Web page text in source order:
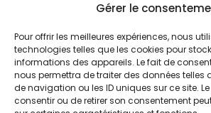
Gérer le
Pour offrir les meilleures expériences, nous
technologies telles que les cookies pour
informations des appareils. Le fait de
nous permettra de traiter des données telles
de navigation ou les ID uniques sur ce site.
consentir ou de retirer son consentement
OUVERT TOUS LES
Voir nos